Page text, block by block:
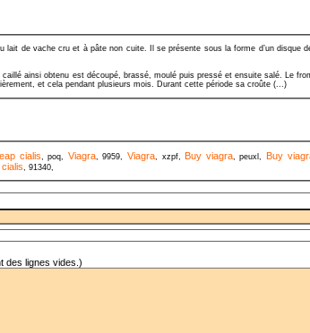
lait de vache cru et à pâte non cuite. Il se présente sous la forme d’un disque
ainsi obtenu est découpé, brassé, moulé puis pressé et ensuite salé. Le
et cela pendant plusieurs mois. Durant cette période sa croûte (...)
cialis, poq, Viagra, 9959, Viagra, xzpf, Buy viagra, peuxl, Buy
, 91340,
des lignes vides.)